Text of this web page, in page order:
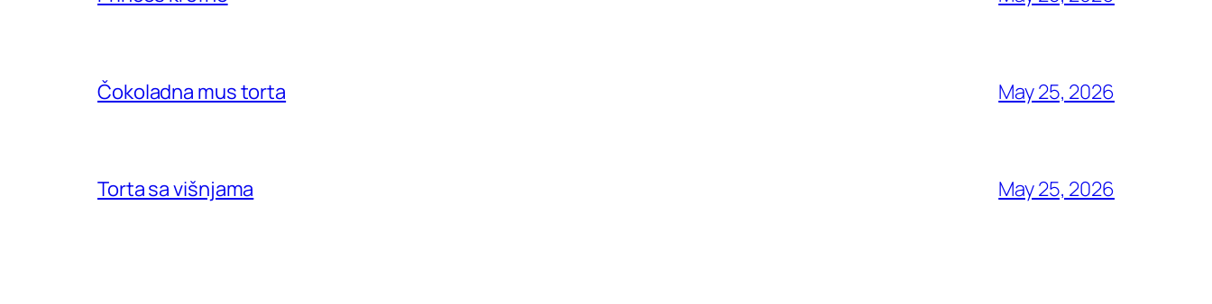
Čokoladna mus torta May 25, 2026
Torta sa višnjama May 25, 2026